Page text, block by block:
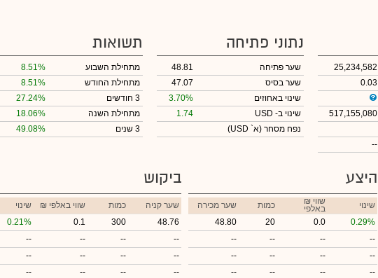
25,234,582
0.03
517,155,080
--
נתוני פתיחה
שער פתיחה
48.81
שער בסיס
47.07
שינוי באחוזים
3.70%
שינוי ב- USD
1.74
נפח מסחר (א` USD)
תשואות
מתחילת השבוע
8.51%
מתחילת החודש
8.51%
3 חודשים
27.24%
מתחילת השנה
18.06%
3 שנים
49.08%
היצע
שינוי ₪ שווי
באלפי כמות
שער מכירה
0.29%
0.0
20
48.80
--
--
--
--
--
--
--
--
--
--
--
--
ביקוש
שער קניה כמות ₪ שווי באלפי
שינוי
48.76
300
0.1
0.21%
--
--
--
--
--
--
--
--
--
--
--
--